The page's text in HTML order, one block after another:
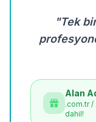
"Tek
Alan
.com.tr /
dahil!